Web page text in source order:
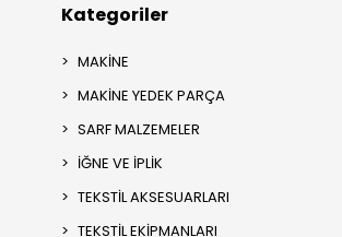
Kategoriler
MAKİNE
MAKİNE YEDEK PARÇA
SARF MALZEMELER
İĞNE VE İPLİK
TEKSTİL AKSESUARLARI
TEKSTİL EKİPMANLARI